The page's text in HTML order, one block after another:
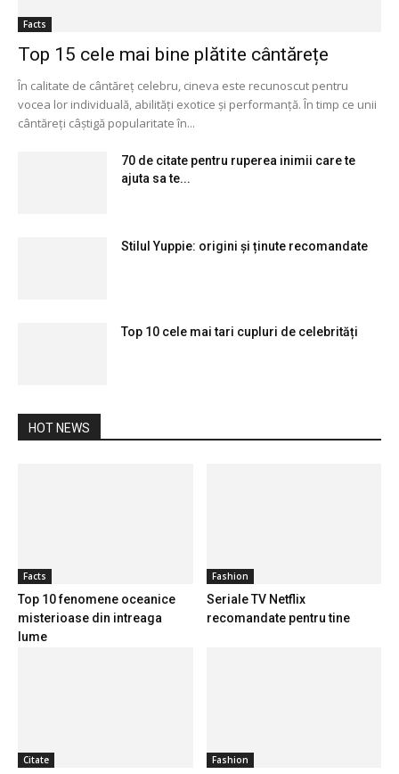
Facts
Top 15 cele mai bine plătite cântărețe
În calitate de cântăreț celebru, cineva este recunoscut pentru
vocea lor individuală, abilități exotice și performanță. În timp ce unii
cântăreți câștigă popularitate în...
70 de citate pentru ruperea inimii care te
ajuta sa te...
Stilul Yuppie: origini și ținute recomandate
Top 10 cele mai tari cupluri de celebrități
HOT NEWS
Facts
Top 10 fenomene oceanice
misterioase din intreaga
lume
Fashion
Seriale TV Netflix
recomandate pentru tine
Citate Fashion